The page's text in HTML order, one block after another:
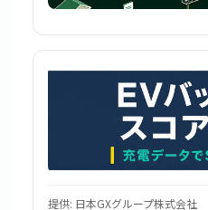
提供: 日本GXグループ株式会社